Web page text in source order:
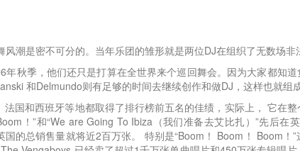
潮是密不可分的。当年乐团的雏形就是两位DJ在组织了无数场非
秋季，他们还只是打算在全世界来个巡回舞会。因为大家都知
和Delmundo则有足够的时间去继续创作和做DJ，这样也就组
国和西班牙等地都取得了排行榜前五名的佳绩，实际上， 它在
！”和“We are Going To Ibiza（我们准备去艾比扎）”先后在
的总销售量就将近2百万张。 特别是“Boom！ Boom！ Boom！